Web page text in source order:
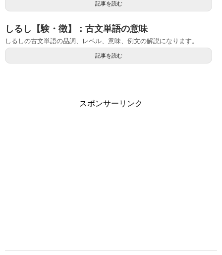
記事を読む
しるし【験・徴】：古文単語の意味
しるしの古文単語の品詞、レベル、意味、例文の解説になります。
記事を読む
スポンサーリンク